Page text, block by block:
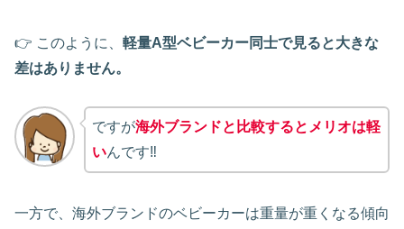
👉 このように、 軽量A型ベビーカー同士で見ると大きな
差はありません。
ですが海外ブランドと比較するとメリオは軽
いんです‼
一方で、海外ブランドのベビーカーは重量が重くなる傾向